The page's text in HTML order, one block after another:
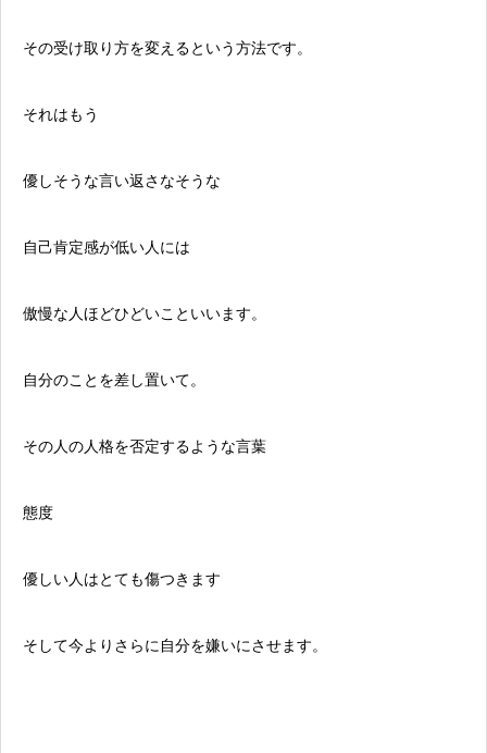
その受け取り方を変えるという方法です。
それはもう
優しそうな言い返さなそうな
自己肯定感が低い人には
傲慢な人ほどひどいこといいます。
自分のことを差し置いて。
その人の人格を否定するような言葉
態度
優しい人はとても傷つきます
そして今よりさらに自分を嫌いにさせます。